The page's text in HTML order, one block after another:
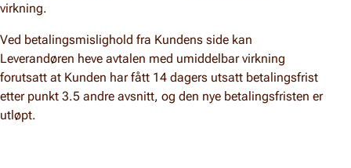
virkning.
Ved betalingsmislighold fra Kundens side kan
Leverandøren heve avtalen med umiddelbar virkning
forutsatt at Kunden har fått 14 dagers utsatt betalingsfrist
etter punkt 3.5 andre avsnitt, og den nye betalingsfristen er
utløpt.